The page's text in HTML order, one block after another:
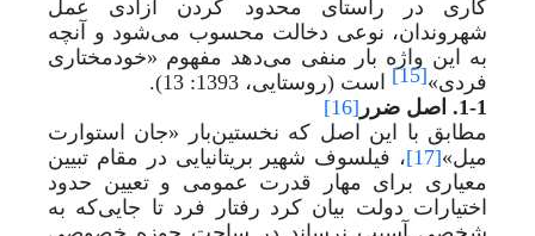
کاری در راستای محدود کردن آزادی عمل
شهروندان، نوعی دخالت محسوب می‌شود و آنچه
به این واژه بار منفی می‌دهد مفهوم «خودمختاری
فردی»[15] است (روستایی، 1393: 13).
1-1. اصل ضرر
[16]
مطابق با این اصل که نخستینبار «جان استوارت
میل»[17]، فیلسوف شهیر بریتانیایی در مقام تبیین
معیاری برای مهار قدرت عمومی و تعیین حدود
اختیارات دولت بیان کرد رفتار فرد تا جایی‌که به